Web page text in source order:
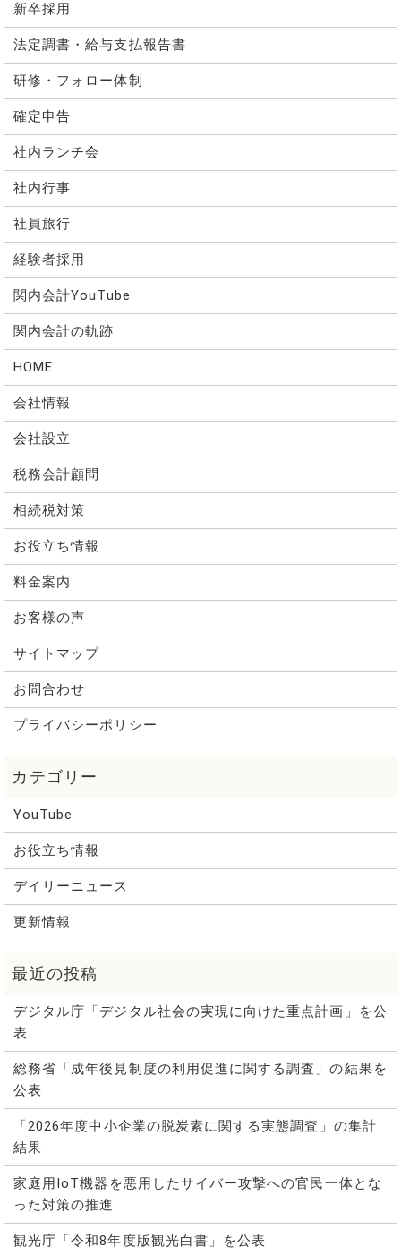
新卒採用
法定調書・給与支払報告書
研修・フォロー体制
確定申告
社内ランチ会
社内行事
社員旅行
経験者採用
関内会計YouTube
関内会計の軌跡
HOME
会社情報
会社設立
税務会計顧問
相続税対策
お役立ち情報
料金案内
お客様の声
サイトマップ
お問合わせ
プライバシーポリシー
YouTube
お役立ち情報
デイリーニュース
更新情報
デジタル庁「デジタル社会の実現に向けた重点計画」を公
表
総務省「成年後見制度の利用促進に関する調査」の結果を
公表
「2026年度中小企業の脱炭素に関する実態調査」の集計
結果
家庭用IoT機器を悪用したサイバー攻撃への官民一体とな
った対策の推進
観光庁「令和8年度版観光白書」を公表